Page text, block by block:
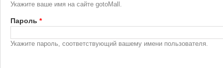
Укажите ваше имя на сайте gotoMall.
Пароль *
Укажите пароль, соответствующий вашему имени пользователя.